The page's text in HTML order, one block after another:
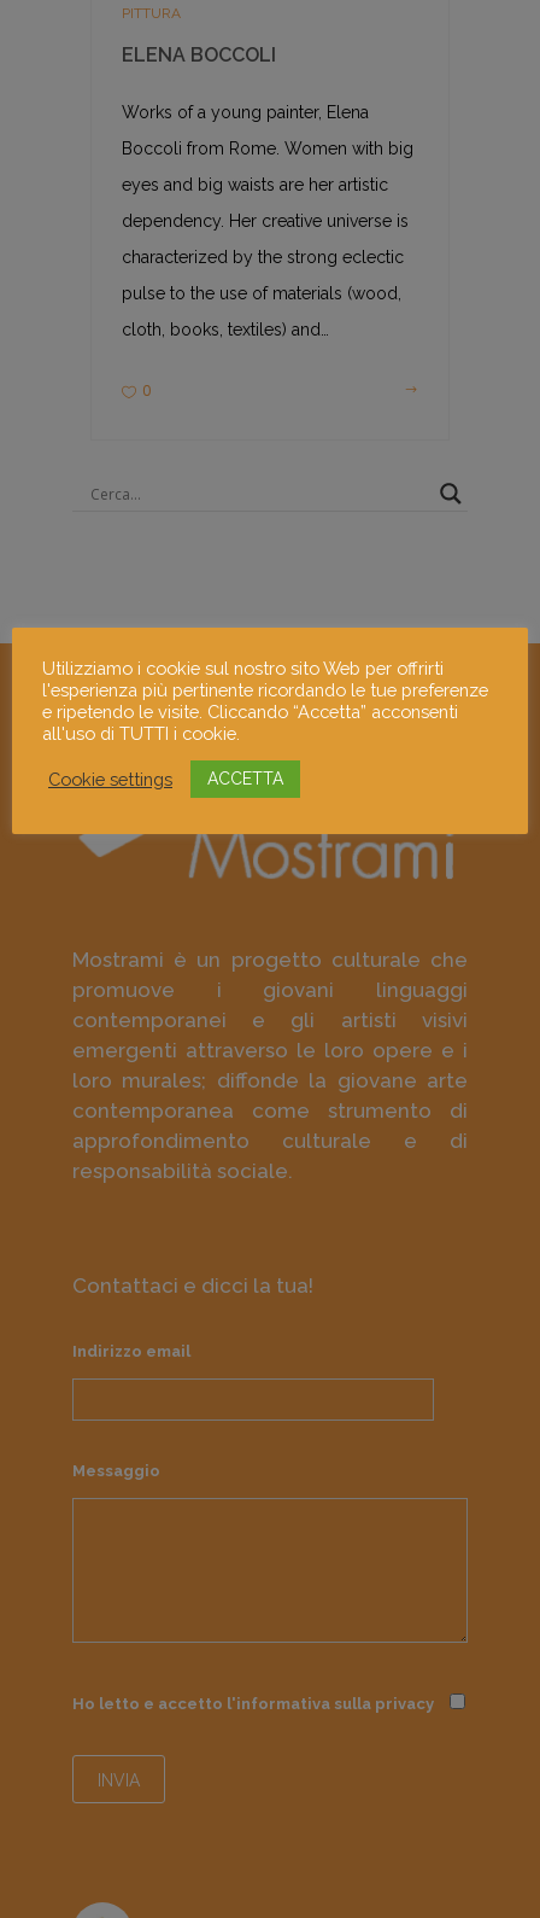
PITTURA
ELENA BOCCOLI
Works of a young painter, Elena
Boccoli from Rome. Women with big
eyes and big waists are her artistic
dependency. Her creative universe is
characterized by the strong eclectic
pulse to the use of materials (wood,
cloth, books, textiles) and…
0
Mostrami è un progetto culturale che
promuove i giovani linguaggi
contemporanei e gli artisti visivi
emergenti attraverso le loro opere e i
loro murales; diffonde la giovane arte
contemporanea come strumento di
approfondimento culturale e di
responsabilità sociale.
Contattaci e dicci la tua!
Indirizzo email
Messaggio
Ho letto e accetto l'informativa sulla privacy
Utilizziamo i cookie sul nostro sito Web per offrirti
l'esperienza più pertinente ricordando le tue preferenze
e ripetendo le visite. Cliccando “Accetta” acconsenti
all'uso di TUTTI i cookie.
Cookie settings ACCETTA